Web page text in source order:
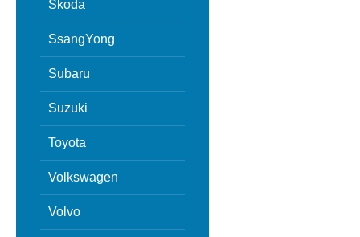
Skoda
SsangYong
Subaru
Suzuki
Toyota
Volkswagen
Volvo